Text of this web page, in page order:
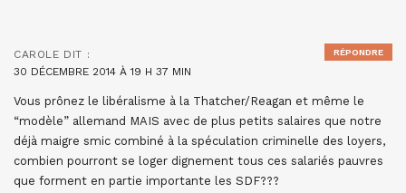
CAROLE DIT :
30 DÉCEMBRE 2014 À 19 H 37 MIN
Vous prônez le libéralisme à la Thatcher/Reagan et même le
“modèle” allemand MAIS avec de plus petits salaires que notre
déjà maigre smic combiné à la spéculation criminelle des loyers,
combien pourront se loger dignement tous ces salariés pauvres
que forment en partie importante les SDF???
RÉPONDRE